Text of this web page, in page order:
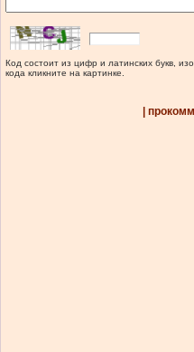
Код состоит из цифр и латинских букв,
кода кликните на картинке.
|